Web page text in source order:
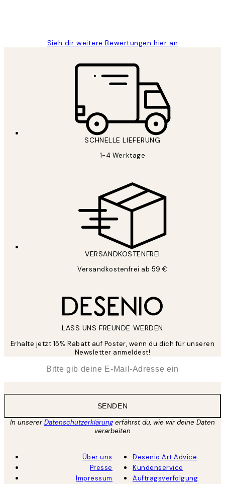
Sieh dir weitere Bewertungen hier an
SCHNELLE LIEFERUNG
1-4 Werktage
VERSANDKOSTENFREI
Versandkostenfrei ab 59 €
LASS UNS FREUNDE WERDEN
Erhalte jetzt 15% Rabatt auf Poster, wenn du dich für unseren
Newsletter anmeldest!
SENDEN
In unsererDatenschutzerklärungerfährst du, wie wir deine Daten
verarbeiten
Über uns
Presse
Impressum
Desenio Art Advice
Kundenservice
Auftragsverfolgung